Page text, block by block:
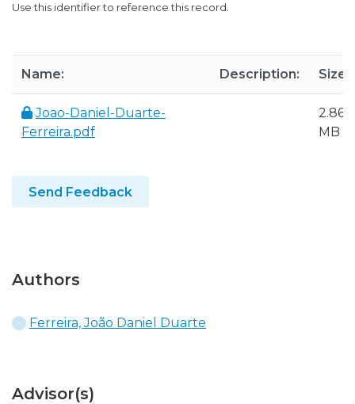
Use this identifier to reference this record.
Name: Description: Size:
Joao-Daniel-Duarte-
Ferreira.pdf
2.86
MB
Send Feedback
Authors
Ferreira, João Daniel Duarte
Advisor(s)